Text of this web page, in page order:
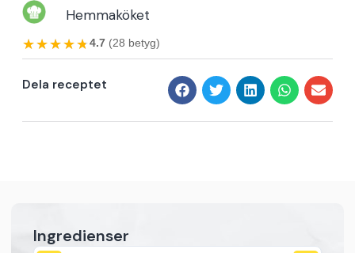
Hemmaköket
★★★★★
★★★★★4.7 (28 betyg)
Dela receptet
Ingredienser